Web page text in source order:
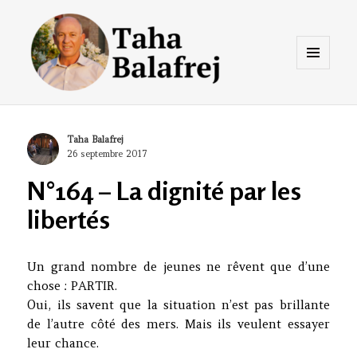
Taha Balafrej Blog
Author
Taha Balafrej
Posted
26 septembre 2017
N°164 – La dignité par les
libertés
Un grand nombre de jeunes ne rêvent que d’une
chose : PARTIR.
Oui, ils savent que la situation n’est pas brillante
de l’autre côté des mers. Mais ils veulent essayer
leur chance.